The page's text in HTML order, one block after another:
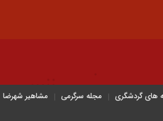
های گردشگری مجله سرگرمی مشاهیر شهرضا